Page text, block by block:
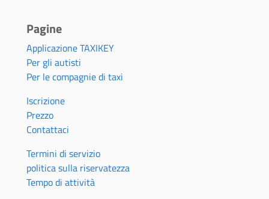
Pagine
Applicazione TAXIKEY
Per gli autisti
Per le compagnie di taxi
Iscrizione
Prezzo
Contattaci
Termini di servizio
politica sulla riservatezza
Tempo di attività